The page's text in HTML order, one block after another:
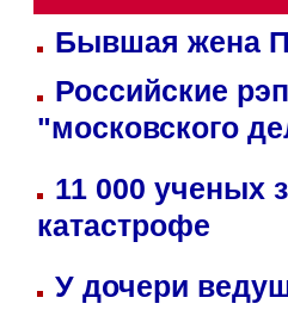
Бывшая жена
Российские
"московского
11 000 ученых
катастрофе
У дочери